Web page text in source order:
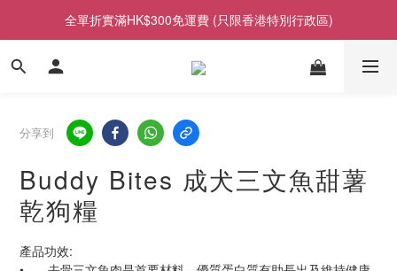
全單折實滿HK$300免運費 (只限香港特別行政區)
分享到
Buddy Bites 成犬三文魚甜薯
乾狗糧
產品功效: